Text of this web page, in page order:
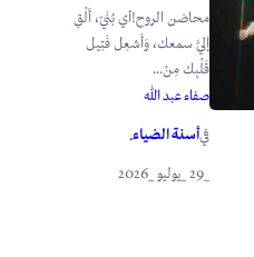
محاضن الروح!أي بُنَيّ، أَلْقِ
إليَّ سمعك، وَأَشعِل فَتِيل
قَلْبِك مِنْ...
صفاء عبد الله
فيأسنة الضياء.